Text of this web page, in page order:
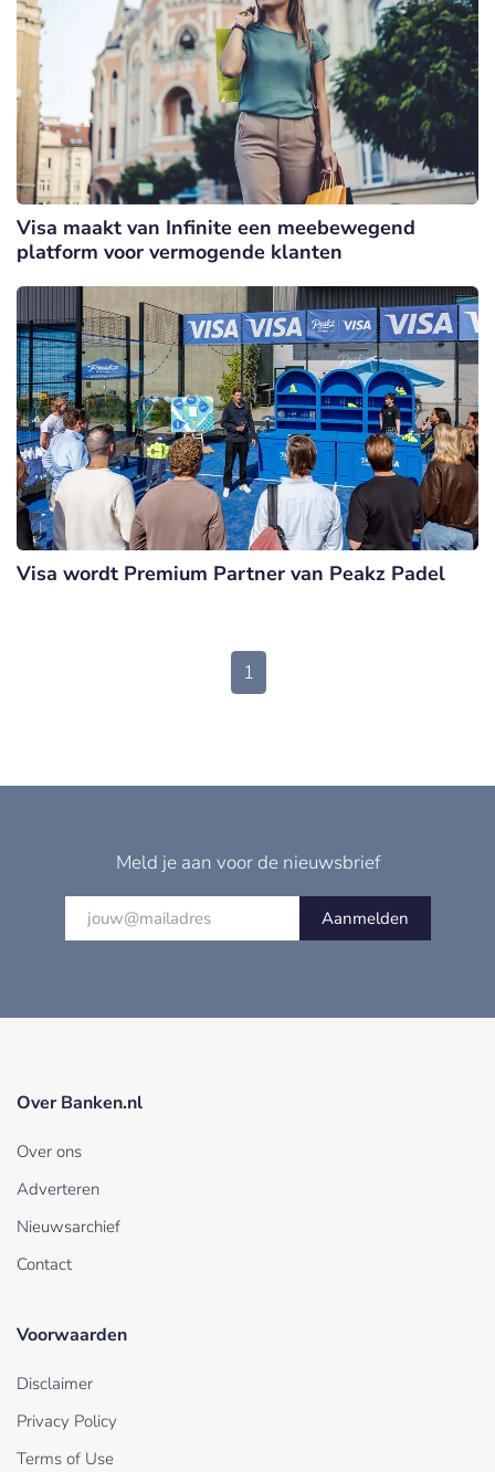
Visa maakt van Infinite een meebewegend
platform voor vermogende klanten
Visa wordt Premium Partner van Peakz Padel
1
Meld je aan voor de nieuwsbrief
Aanmelden
Over Banken.nl
Over ons
Adverteren
Nieuwsarchief
Contact
Voorwaarden
Disclaimer
Privacy Policy
Terms of Use